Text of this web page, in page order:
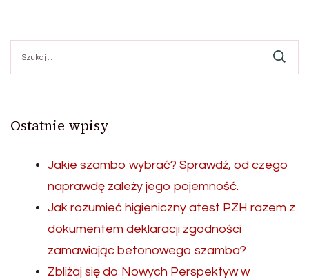
Ostatnie wpisy
Jakie szambo wybrać? Sprawdź, od czego
naprawdę zależy jego pojemność.
Jak rozumieć higieniczny atest PZH razem z
dokumentem deklaracji zgodności
zamawiając betonowego szamba?
Zbliżaj się do Nowych Perspektyw w